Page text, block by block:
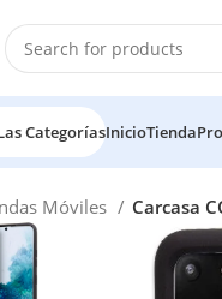
CategoríasInicioTienda
Móviles Carcasa